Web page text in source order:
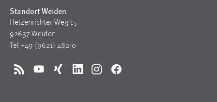
Standort Weiden
Hetzenrichter Weg 15
92637 Weiden
Tel +49 (9621) 482-0
RSS YouTubeXing LinkedInInstagramFacebook
EXTERNE MEDIEN
Um Inhalte von Videoplattformen und Social Media
Plattformen anzeigen zu können, werden von diesen
externen Medien Cookies gesetzt.
YouTube